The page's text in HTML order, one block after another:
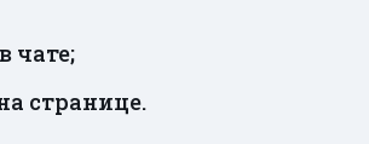
чате;
странице.